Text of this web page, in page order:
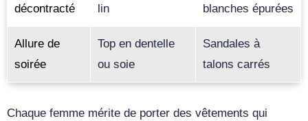
décontracté
lin
blanches épurées
Allure de
soirée
Top en dentelle
ou soie
Sandales à
talons carrés
Chaque femme mérite de porter des vêtements qui